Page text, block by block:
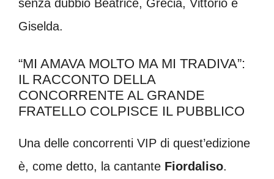
senza dubbio Beatrice, Grecia, Vittorio e
Giselda.
“MI AMAVA MOLTO MA MI TRADIVA”:
IL RACCONTO DELLA
CONCORRENTE AL GRANDE
FRATELLO COLPISCE IL PUBBLICO
Una delle concorrenti VIP di quest’edizione
è, come detto, la cantante Fiordaliso.